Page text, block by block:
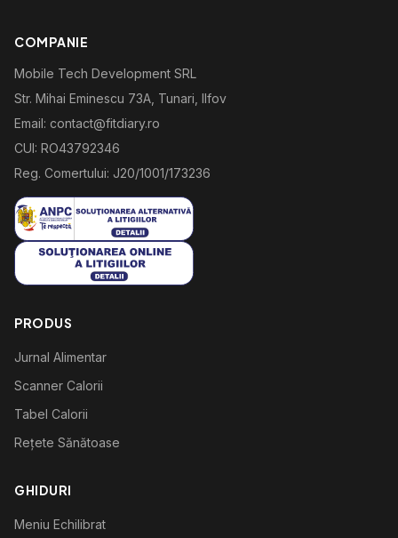
COMPANIE
Mobile Tech Development SRL
Str. Mihai Eminescu 73A, Tunari, Ilfov
Email: contact@fitdiary.ro
CUI: RO43792346
Reg. Comertului: J20/1001/173236
PRODUS
Jurnal Alimentar
Scanner Calorii
Tabel Calorii
Rețete Sănătoase
GHIDURI
Meniu Echilibrat